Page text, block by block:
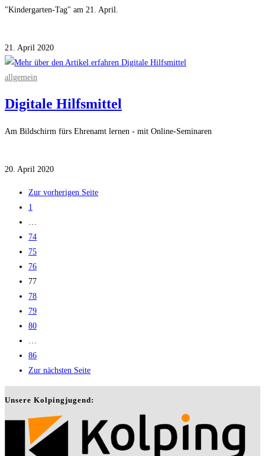
"Kindergarten-Tag" am 21. April.
21. April 2020
allgemein
Digitale Hilfsmittel
Am Bildschirm fürs Ehrenamt lernen - mit Online-Seminaren
20. April 2020
Zur vorherigen Seite
1
74
75
76
77
78
79
80
86
Zur nächsten Seite
Unsere Kolpingjugend: